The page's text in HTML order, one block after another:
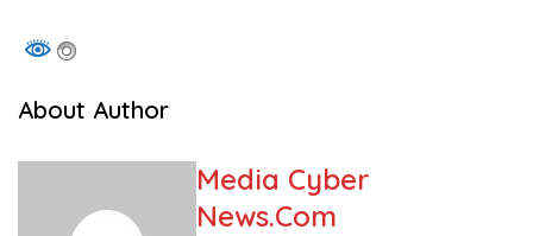
About Author
Media Cyber
News.Com